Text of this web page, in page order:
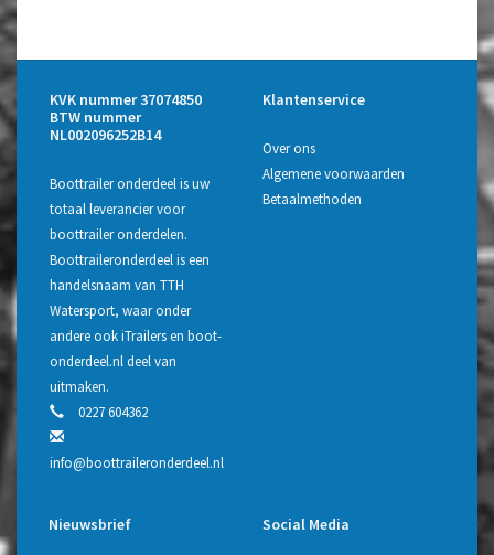
KVK nummer 37074850
BTW nummer
NL002096252B14
Boottrailer onderdeel is uw
totaal leverancier voor
boottrailer onderdelen.
Boottraileronderdeel is een
handelsnaam van TTH
Watersport, waar onder
andere ook iTrailers en boot-
onderdeel.nl deel van
uitmaken.
0227 604362
info@boottraileronderdeel.nl
Klantenservice
Over ons
Algemene voorwaarden
Betaalmethoden
Nieuwsbrief Social Media